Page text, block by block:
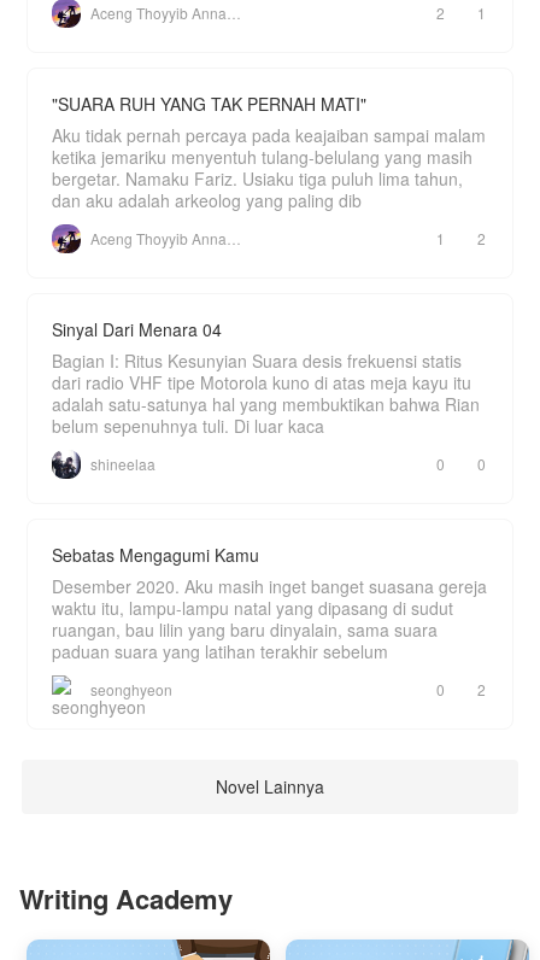
terpandang. Jangan sampai orang tahu jika dia
semua."
2 1
"SUARA RUH YANG TAK PERNAH MATI"
Aku tidak pernah percaya pada keajaiban sampai malam
ketika jemariku menyentuh tulang-belulang yang masih
bergetar. Namaku Fariz. Usiaku tiga puluh lima tahun,
dan aku adalah arkeolog yang paling dib
1 2
Sinyal Dari Menara 04
Bagian I: Ritus Kesunyian Suara desis frekuensi statis
dari radio VHF tipe Motorola kuno di atas meja kayu itu
adalah satu-satunya hal yang membuktikan bahwa Rian
belum sepenuhnya tuli. Di luar kaca
shineelaa 0 0
Sebatas Mengagumi Kamu
Desember 2020. Aku masih inget banget suasana gereja
waktu itu, lampu-lampu natal yang dipasang di sudut
ruangan, bau lilin yang baru dinyalain, sama suara
paduan suara yang latihan terakhir sebelum
seonghyeon 0 2
Novel Lainnya
Writing Academy